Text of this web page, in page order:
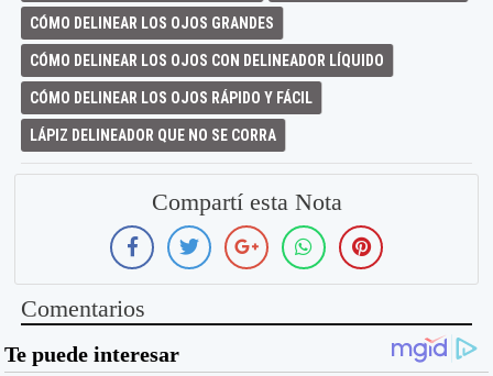
CÓMO DELINEAR LOS OJOS GRANDES
CÓMO DELINEAR LOS OJOS CON DELINEADOR LÍQUIDO
CÓMO DELINEAR LOS OJOS RÁPIDO Y FÁCIL
LÁPIZ DELINEADOR QUE NO SE CORRA
Compartí esta Nota
Comentarios